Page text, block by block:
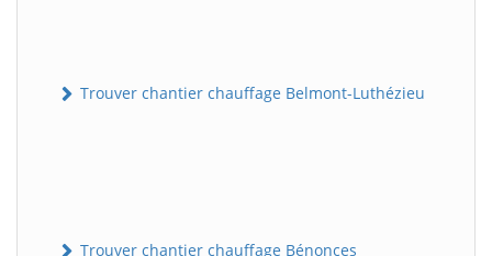
Trouver chantier chauffage Belmont-Luthézieu
Trouver chantier chauffage Bénonces